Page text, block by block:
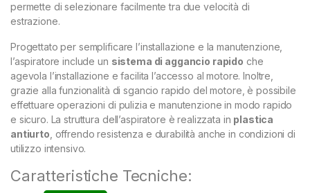
permette di selezionare facilmente tra due velocità di
estrazione.
Progettato per semplificare l’installazione e la manutenzione,
l’aspiratore include un sistema di aggancio rapido che
agevola l’installazione e facilita l’accesso al motore. Inoltre,
grazie alla funzionalità di sgancio rapido del motore, è possibile
effettuare operazioni di pulizia e manutenzione in modo rapido
e sicuro. La struttura dell’aspiratore è realizzata in plastica
antiurto , offrendo resistenza e durabilità anche in condizioni di
utilizzo intensivo.
Caratteristiche Tecniche: